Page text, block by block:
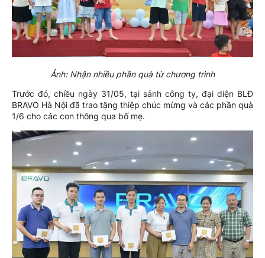
Ảnh: Nhận nhiều phần quà từ chương trình
Trước đó, chiều ngày 31/05, tại sảnh công ty, đại diện BLĐ
BRAVO Hà Nội đã trao tặng thiệp chúc mừng và các phần quà
1/6 cho các con thông qua bố mẹ.